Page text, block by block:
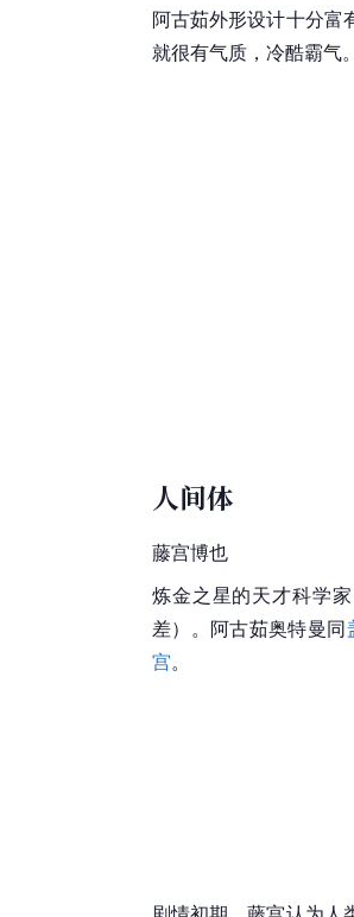
阿古茹外形设计十分富
就很有气质，冷酷霸气
人间体
藤宫博也
炼金之星的天才科学
差）。阿古茹奥特曼同
宫。